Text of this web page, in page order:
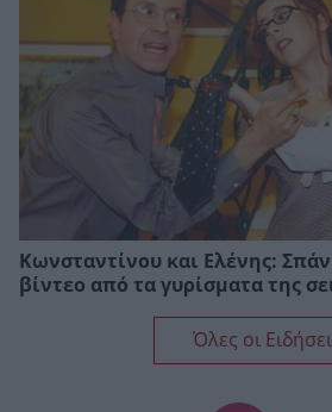
Κωνσταντίνου και Ελένης:
βίντεο από τα γυρίσματα της
Όλες οι